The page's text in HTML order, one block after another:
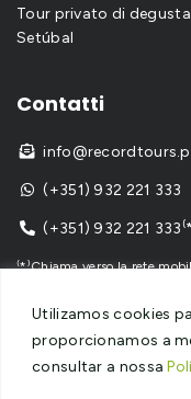
Utilizamos cookies
proporcionamos a
consultar a nossa
Tour privato di
Setúbal
Contatti

 (+351) 932 221 333
 (+351) 932 221
⁽*⁾Chiama verso la rete